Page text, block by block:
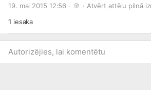
19. mai 2015 12:56 · · Atvērt attēlu pilnā
1 iesaka
Autorizējies, lai komentētu